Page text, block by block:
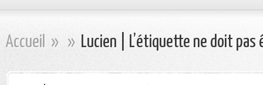
Accueil » » Lucien | L’étiquette ne doit